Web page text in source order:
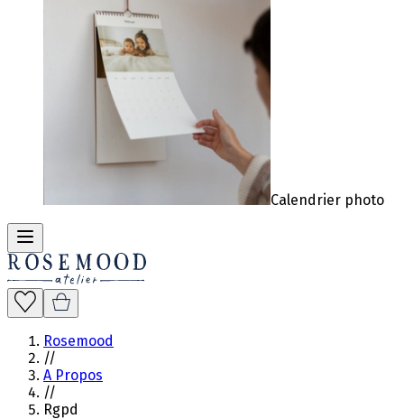
Calendrier photo
Rosemood
//
A Propos
//
Rgpd